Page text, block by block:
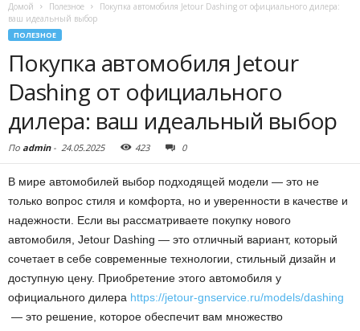
Домой Полезное
Покупка автомобиля Jetour Dashing от официального дилера:
ваш идеальный выбор
ПОЛЕЗНОЕ
Покупка автомобиля Jetour
Dashing от официального
дилера: ваш идеальный выбор
По admin- 24.05.2025 423 0
В мире автомобилей выбор подходящей модели — это не
только вопрос стиля и комфорта, но и уверенности в качестве и
надежности. Если вы рассматриваете покупку нового
автомобиля, Jetour Dashing — это отличный вариант, который
сочетает в себе современные технологии, стильный дизайн и
доступную цену. Приобретение этого автомобиля у
официального дилера https://jetour-gnservice.ru/models/dashing
— это решение, которое обеспечит вам множество